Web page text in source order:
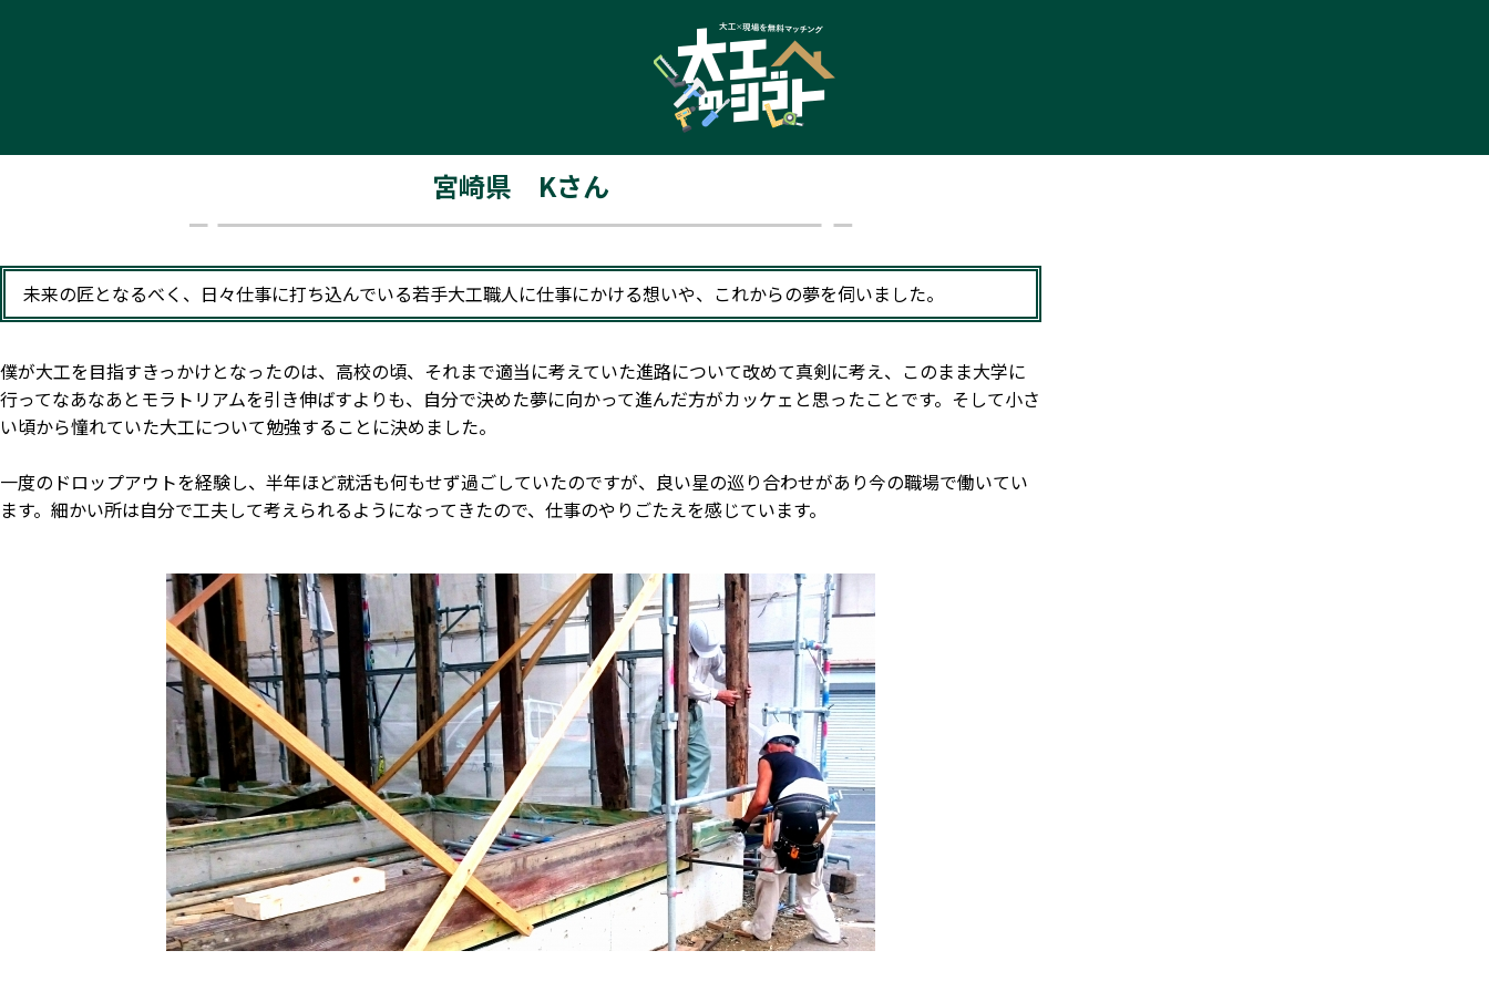
宮崎県 Kさん
未来の匠となるべく、日々仕事に打ち込んでいる若手大工職人に仕事にかける想いや、これからの夢を伺いました。
僕が大工を目指すきっかけとなったのは、高校の頃、それまで適当に考えていた進路について改めて真剣に考え、このまま大学に
行ってなあなあとモラトリアムを引き伸ばすよりも、自分で決めた夢に向かって進んだ方がカッケェと思ったことです。そして小さ
い頃から憧れていた大工について勉強することに決めました。
一度のドロップアウトを経験し、半年ほど就活も何もせず過ごしていたのですが、良い星の巡り合わせがあり今の職場で働いてい
ます。細かい所は自分で工夫して考えられるようになってきたので、仕事のやりごたえを感じています。